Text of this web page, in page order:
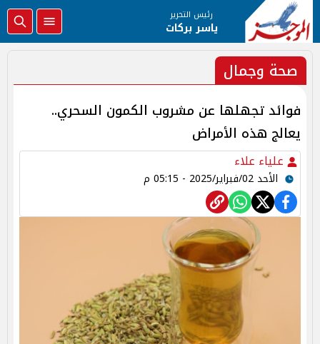
رئيس التحرير
ياسر بركات
صحة وجمال
فوائد تجهلها عن مشروب الكمون السحري..
يعالج هذه الأمراض
علياء علاء
الأحد 02/فبراير/2025 - 05:15 م